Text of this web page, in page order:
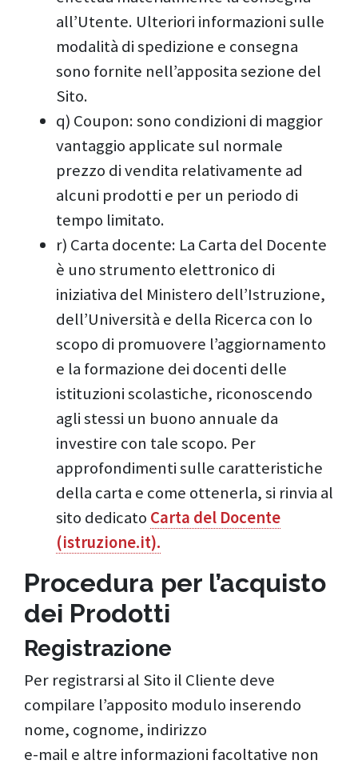
all’Utente. Ulteriori informazioni sulle
modalità di spedizione e consegna
sono fornite nell’apposita sezione del
Sito.
q) Coupon: sono condizioni di maggior
vantaggio applicate sul normale
prezzo di vendita relativamente ad
alcuni prodotti e per un periodo di
tempo limitato.
r) Carta docente: La Carta del Docente
è uno strumento elettronico di
iniziativa del Ministero dell’Istruzione,
dell’Università e della Ricerca con lo
scopo di promuovere l’aggiornamento
e la formazione dei docenti delle
istituzioni scolastiche, riconoscendo
agli stessi un buono annuale da
investire con tale scopo. Per
approfondimenti sulle caratteristiche
della carta e come ottenerla, si rinvia al
sito dedicato Carta del Docente
(istruzione.it).
Procedura per l’acquisto
dei Prodotti
Registrazione
Per registrarsi al Sito il Cliente deve
compilare l’apposito modulo inserendo
nome, cognome, indirizzo
e-mail e altre informazioni facoltative non